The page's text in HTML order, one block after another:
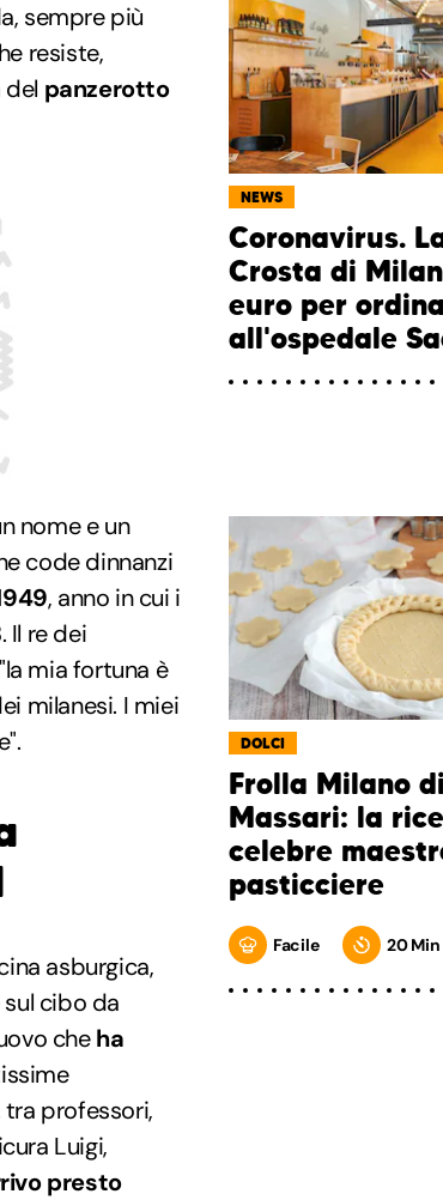
sempre più
resiste,
panzerotto
nome e un
code dinnanzi
, anno in cui i
Il re dei
mia fortuna è
milanesi. I miei
asburgica,
cibo da
cheha
professori,
Luigi,
presto
NEWS
Coronavirus.
Crosta di
euro per
all'ospedale
DOLCI
Frolla Milano
Massari: la
celebre
pasticciere
Facile 20 Min